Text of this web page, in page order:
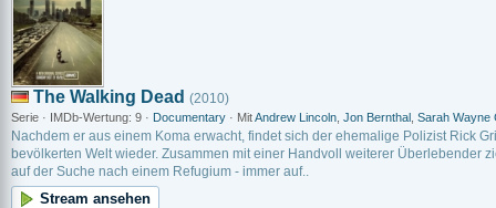
The Walking Dead (2010)
Serie · IMDb-Wertung: 9 · Documentary · MitAndrew Lincoln Jon Bernthal Sarah Wayne
Nachdem er aus einem Koma erwacht, findet sich der ehemalige Polizist Rick
bevölkerten Welt wieder. Zusammen mit einer Handvoll weiterer Überlebender
auf der Suche nach einem Refugium - immer auf..
Stream ansehen